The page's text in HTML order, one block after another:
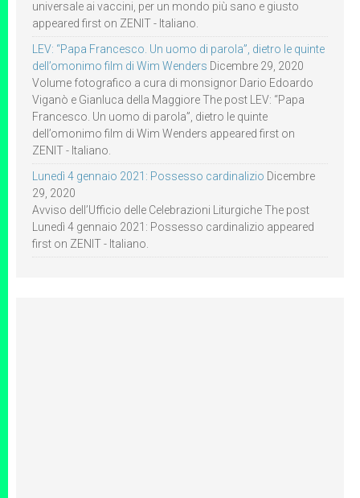
universale ai vaccini, per un mondo più sano e giusto
appeared first on ZENIT - Italiano.
LEV: “Papa Francesco. Un uomo di parola”, dietro le quinte
dell’omonimo film di Wim Wenders Dicembre 29, 2020
Volume fotografico a cura di monsignor Dario Edoardo
Viganò e Gianluca della Maggiore The post LEV: “Papa
Francesco. Un uomo di parola”, dietro le quinte
dell’omonimo film di Wim Wenders appeared first on
ZENIT - Italiano.
Lunedì 4 gennaio 2021: Possesso cardinalizio Dicembre
29, 2020
Avviso dell’Ufficio delle Celebrazioni Liturgiche The post
Lunedì 4 gennaio 2021: Possesso cardinalizio appeared
first on ZENIT - Italiano.